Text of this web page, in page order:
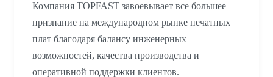
Компания TOPFAST завоевывает все большее
признание на международном рынке печатных
плат благодаря балансу инженерных
возможностей, качества производства и
оперативной поддержки клиентов.